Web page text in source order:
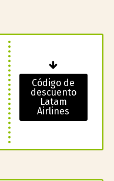
Código de
descuento
Latam
Airlines